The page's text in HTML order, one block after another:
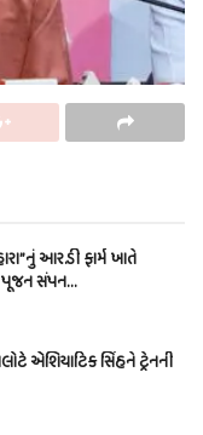
આર.ડી ફાર્મ ખાતે
પૂજન સંપન…
એશિયાટિક સિંહને ટ્રેનની